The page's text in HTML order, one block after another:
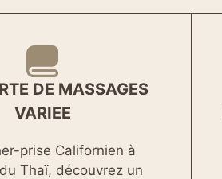
DE MASSAGES
VARIEE
prise Californien à
du Thaï, découvrez un